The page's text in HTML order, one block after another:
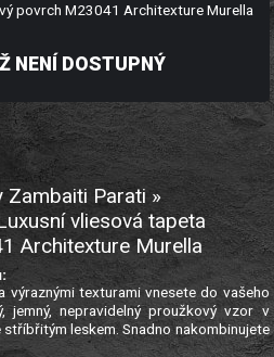
povrch M23041 Architexture Murella
NENÍ DOSTUPNÝ
Zambaiti Parati »
vliesová tapeta
Architexture Murella
výraznými texturami vnesete do vašeho
jemný, nepravidelný proužkový vzor v
leskem. Snadno nakombinujete